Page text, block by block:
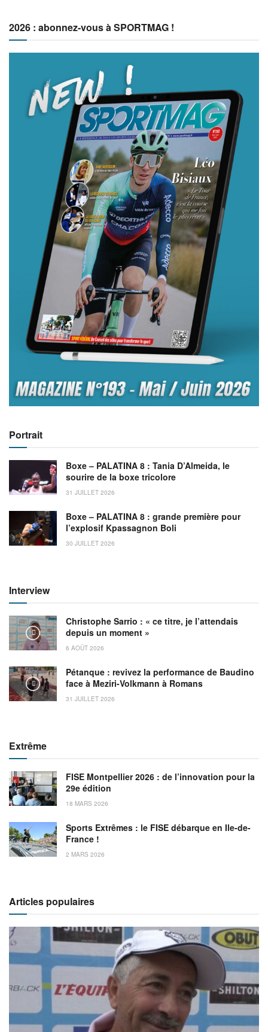
2026 : abonnez-vous à SPORTMAG !
Portrait
Boxe – PALATINA 8 : Tania D’Almeida, le
sourire de la boxe tricolore
31 JUILLET 2026
Boxe – PALATINA 8 : grande première pour
l’explosif Kpassagnon Boli
30 JUILLET 2026
Interview
Christophe Sarrio : « ce titre, je l’attendais
depuis un moment »
6 AOÛT 2026
Pétanque : revivez la performance de Baudino
face à Meziri-Volkmann à Romans
31 JUILLET 2026
Extrême
FISE Montpellier 2026 : de l’innovation pour la
29e édition
18 MARS 2026
Sports Extrêmes : le FISE débarque en Ile-de-
France !
2 MARS 2026
Articles populaires